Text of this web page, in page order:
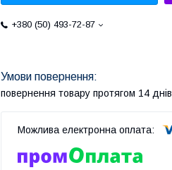
+380 (50) 493-72-87
повернення товару протягом 14 днів